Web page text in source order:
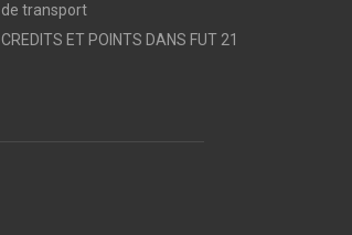
de transport
CREDITS ET POINTS DANS FUT 21